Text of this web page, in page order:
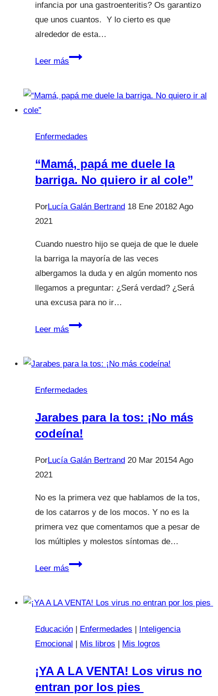
infancia por una gastroenteritis? Os garantizo
que unos cuantos. Y lo cierto es que
alrededor de esta…
Leer másGastroenteritis:
vómitos
qué
hacer?
Enfermedades
“Mamá, papá me duele la
barriga. No quiero ir al cole”
PorLucía Galán Bertrand 18 Ene 20182 Ago
2021
Cuando nuestro hijo se queja de que le duele
la barriga la mayoría de las veces
albergamos la duda y en algún momento nos
llegamos a preguntar: ¿Será verdad? ¿Será
una excusa para no ir…
Leer más“Mamá,
duele
quiero
ir
al
Enfermedades
Jarabes para la tos: ¡No más
codeína!
PorLucía Galán Bertrand 20 Mar 20154 Ago
2021
No es la primera vez que hablamos de la tos,
de los catarros y de los mocos. Y no es la
primera vez que comentamos que a pesar de
los múltiples y molestos síntomas de…
Leer másJarabes
tos:
más
codeína!
Educación | Enfermedades | Inteligencia
Emocional | Mis libros | Mis logros
¡YA A LA VENTA! Los virus no
entran por los pies